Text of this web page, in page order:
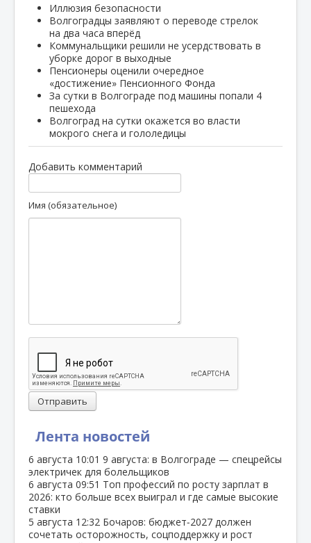
Лента новостей
6 августа 10:01 9 августа: в Волгограде — спецрейсы
электричек для болельщиков
6 августа 09:51 Топ профессий по росту зарплат в
2026: кто больше всех выиграл и где самые высокие
ставки
5 августа 12:32 Бочаров: бюджет‑2027 должен
сочетать осторожность, соцподдержку и рост
Иллюзия безопасности
Волгоградцы заявляют о переводе стрелок
на два часа вперёд
Коммунальщики решили не усердствовать в
уборке дорог в выходные
Пенсионеры оценили очередное
«достижение» Пенсионного Фонда
За сутки в Волгограде под машины попали 4
пешехода
Волгоград на сутки окажется во власти
мокрого снега и гололедицы
Добавить комментарий
Имя (обязательное)
Отправить